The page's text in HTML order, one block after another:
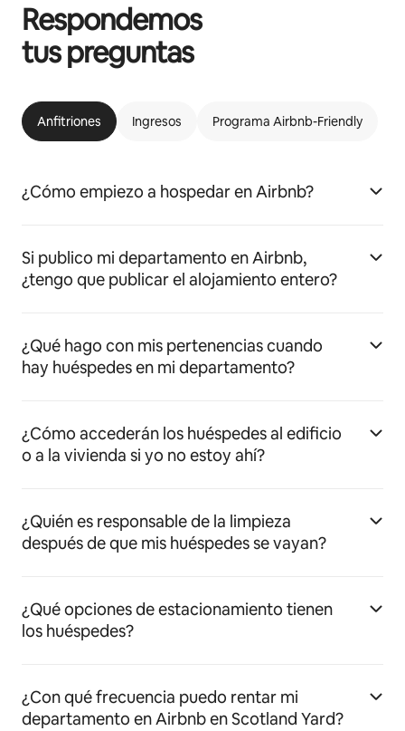
Respondemos
tus preguntas
Anfitriones Ingresos Programa Airbnb-Friendly
¿Cómo empiezo a hospedar en Airbnb?
Si publico mi departamento en Airbnb,
¿tengo que publicar el alojamiento entero?
¿Qué hago con mis pertenencias cuando
hay huéspedes en mi departamento?
¿Cómo accederán los huéspedes al edificio
o a la vivienda si yo no estoy ahí?
¿Quién es responsable de la limpieza
después de que mis huéspedes se vayan?
¿Qué opciones de estacionamiento tienen
los huéspedes?
¿Con qué frecuencia puedo rentar mi
departamento en Airbnb en Scotland Yard?